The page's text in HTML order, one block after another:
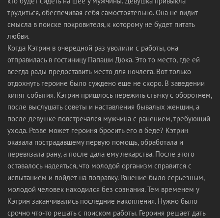
трудиться, обеспечивая себя самостоятельно. Она не видит
смысла в поиске покровителя, к которому не будет питать
любви.
Когда Кэтрин в очередной раз уволили с работы, она
отправилась в гостиницу Папаши Дюка. Это то место, где ей
всегда рады предоставить место для ночлега. Вот только
отдохнуть героине было суждено еще не скоро. В заведении
кипят события. Кэтрин пришлось пережить стычку с оборотнем,
после выслушать советы и наставления бывалых женщин, а
после девушке повстречался мужчина с ранением, требующий
ухода. Разве может героиня бросить его в беде? Кэтрин
оказала пострадавшему первую помощь, обработала и
перевязала рану, а после дала ему лекарства. После этого
оставалось надеяться, что молодой организм справится с
испытанием и пойдет на поправку. Ранение было серьезным,
молодой человек находился без сознания. Тем временем у
Кэтрин заканчивались последние накопления. Нужно было
срочно что-то решать с поиском работы. Героиня решает дать